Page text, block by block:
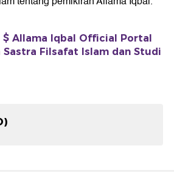
$ Allama Iqbal Official Portal
Sastra Filsafat Islam dan Studi